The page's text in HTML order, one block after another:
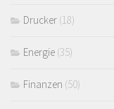
Drucker (18)
Energie (35)
Finanzen (50)